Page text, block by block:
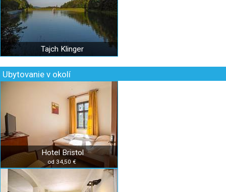
Tajch Klinger
Ubytovanie v okolí
Hotel Bristol
od 34,50 €